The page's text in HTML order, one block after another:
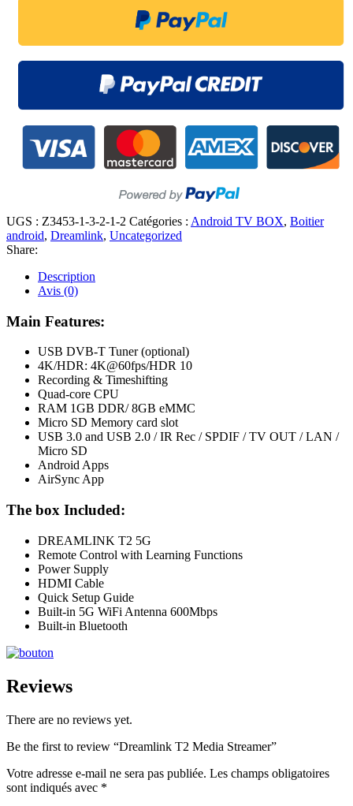
UGS : Z3453-1-3-2-1-2 Catégories : Android TV BOX, Boitier
android, Dreamlink, Uncategorized
Share:
Description
Avis (0)
Main Features:
USB DVB-T Tuner (optional)
4K/HDR: 4K@60fps/HDR 10
Recording & Timeshifting
Quad-core CPU
RAM 1GB DDR/ 8GB eMMC
Micro SD Memory card slot
USB 3.0 and USB 2.0 / IR Rec / SPDIF / TV OUT / LAN /
Micro SD
Android Apps
AirSync App
The box Included:
DREAMLINK T2 5G
Remote Control with Learning Functions
Power Supply
HDMI Cable
Quick Setup Guide
Built-in 5G WiFi Antenna 600Mbps
Built-in Bluetooth
Reviews
There are no reviews yet.
Be the first to review “Dreamlink T2 Media Streamer”
Votre adresse e-mail ne sera pas publiée. Les champs obligatoires
sont indiqués avec *